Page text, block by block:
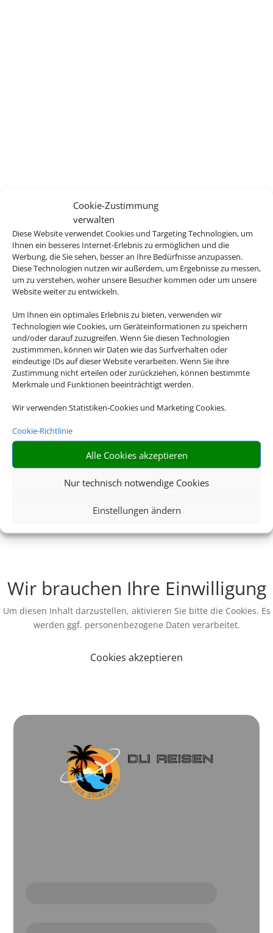
Cookie-Zustimmung
verwalten
Diese Website verwendet Cookies und Targeting Technologien, um
Ihnen ein besseres Internet-Erlebnis zu ermöglichen und die
Werbung, die Sie sehen, besser an Ihre Bedürfnisse anzupassen.
Diese Technologien nutzen wir außerdem, um Ergebnisse zu messen,
um zu verstehen, woher unsere Besucher kommen oder um unsere
Website weiter zu entwickeln.
Um Ihnen ein optimales Erlebnis zu bieten, verwenden wir
Technologien wie Cookies, um Geräteinformationen zu speichern
und/oder darauf zuzugreifen. Wenn Sie diesen Technologien
zustimmmen, können wir Daten wie das Surfverhalten oder
eindeutige IDs auf dieser Website verarbeiten. Wenn Sie ihre
Zustimmung nicht erteilen oder zurückziehen, können bestimmte
Merkmale und Funktionen beeinträchtigt werden.
Wir verwenden Statistiken-Cookies und Marketing Cookies.
Cookie-Richtlinie
Alle Cookies akzeptieren
Nur technisch notwendige Cookies
Einstellungen ändern
Wir brauchen Ihre Einwilligung
Um diesen Inhalt darzustellen, aktivieren Sie bitte die Cookies. Es
werden ggf. personenbezogene Daten verarbeitet.
Cookies akzeptieren